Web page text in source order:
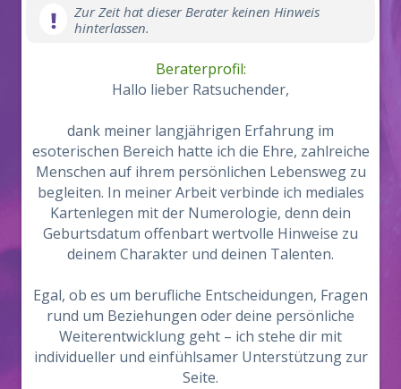
Zur Zeit hat dieser Berater keinen Hinweis
hinterlassen.
Beraterprofil:
Hallo lieber Ratsuchender,
dank meiner langjährigen Erfahrung im
esoterischen Bereich hatte ich die Ehre, zahlreiche
Menschen auf ihrem persönlichen Lebensweg zu
begleiten. In meiner Arbeit verbinde ich mediales
Kartenlegen mit der Numerologie, denn dein
Geburtsdatum offenbart wertvolle Hinweise zu
deinem Charakter und deinen Talenten.
Egal, ob es um berufliche Entscheidungen, Fragen
rund um Beziehungen oder deine persönliche
Weiterentwicklung geht – ich stehe dir mit
individueller und einfühlsamer Unterstützung zur
Seite.